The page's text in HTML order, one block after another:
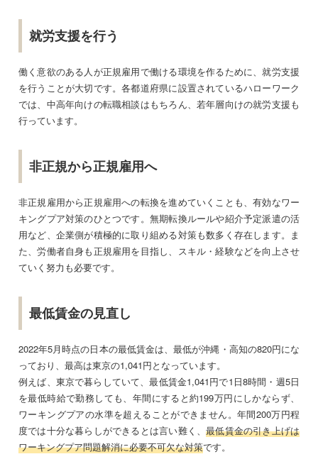
就労支援を行う
働く意欲のある人が正規雇用で働ける環境を作るために、就労支援
を行うことが大切です。各都道府県に設置されているハローワーク
では、中高年向けの転職相談はもちろん、若年層向けの就労支援も
行っています。
非正規から正規雇用へ
非正規雇用から正規雇用への転換を進めていくことも、有効なワー
キングプア対策のひとつです。無期転換ルールや紹介予定派遣の活
用など、企業側が積極的に取り組める対策も数多く存在します。ま
た、労働者自身も正規雇用を目指し、スキル・経験などを向上させ
ていく努力も必要です。
最低賃金の見直し
2022年5月時点の日本の最低賃金は、最低が沖縄・高知の820円にな
っており、最高は東京の1,041円となっています。
例えば、東京で暮らしていて、最低賃金1,041円で1日8時間・週5日
を最低時給で勤務しても、年間にすると約199万円にしかならず、
ワーキングプアの水準を超えることができません。年間200万円程
度では十分な暮らしができるとは言い難く、最低賃金の引き上げは
ワーキングプア問題解消に必要不可欠な対策です。